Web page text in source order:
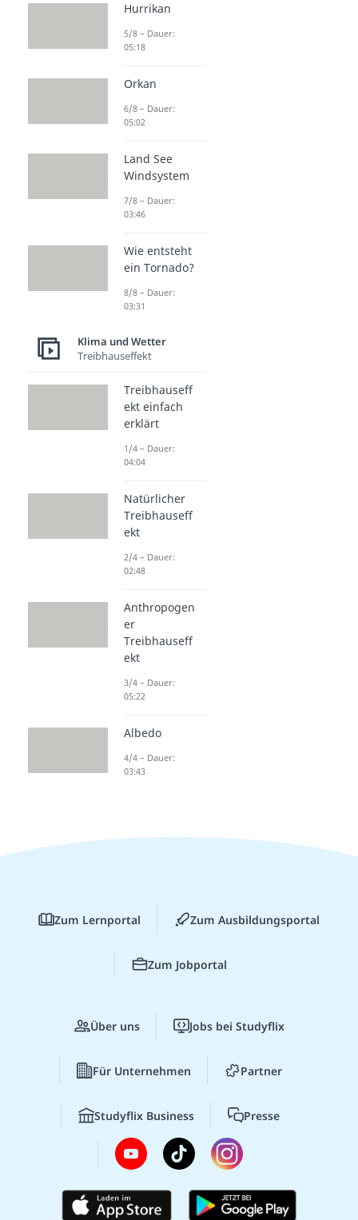
Hurrikan
5/8 – Dauer:
05:18
Orkan
6/8 – Dauer:
05:02
Land See
Windsystem
7/8 – Dauer:
03:46
Wie entsteht
ein Tornado?
8/8 – Dauer:
03:31
Klima und Wetter
Treibhauseffekt
Treibhauseff
ekt einfach
erklärt
1/4 – Dauer:
04:04
Natürlicher
Treibhauseff
ekt
2/4 – Dauer:
02:48
Anthropogen
er
Treibhauseff
ekt
3/4 – Dauer:
05:22
Albedo
4/4 – Dauer:
03:43
Zum Lernportal Zum Ausbildungsportal
Zum Jobportal
Über uns Jobs bei Studyflix
Für Unternehmen Partner
Studyflix Business Presse